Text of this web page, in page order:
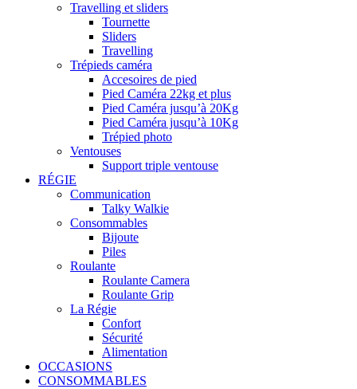
Travelling et sliders
Tournette
Sliders
Travelling
Trépieds caméra
Accesoires de pied
Pied Caméra 22kg et plus
Pied Caméra jusqu’à 20Kg
Pied Caméra jusqu’à 10Kg
Trépied photo
Ventouses
Support triple ventouse
RÉGIE
Communication
Talky Walkie
Consommables
Bijoute
Piles
Roulante
Roulante Camera
Roulante Grip
La Régie
Confort
Sécurité
Alimentation
OCCASIONS
CONSOMMABLES